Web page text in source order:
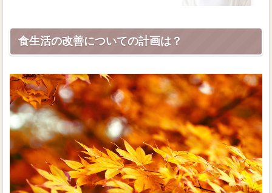
食生活の改善についての計画は？